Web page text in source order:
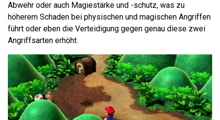
Abwehr oder auch Magiestärke und -schutz, was zu
höherem Schaden bei physischen und magischen Angriffen
führt oder eben die Verteidigung gegen genau diese zwei
Angriffsarten erhöht.